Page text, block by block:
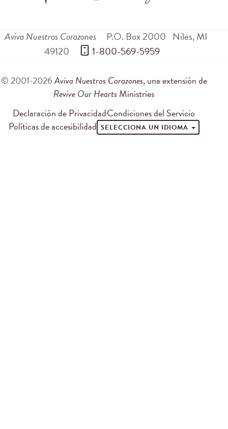
Aviva Nuestros Corazones P.O. Box 2000 Niles,MI
49120
1-800-569-5959
© 2001-2026Aviva Nuestros Corazones, una extensión de
Revive Our Hearts Ministries
Declaración de PrivacidadCondiciones del Servicio
Políticas de accesibilidad SELECCIONA UN IDIOMA